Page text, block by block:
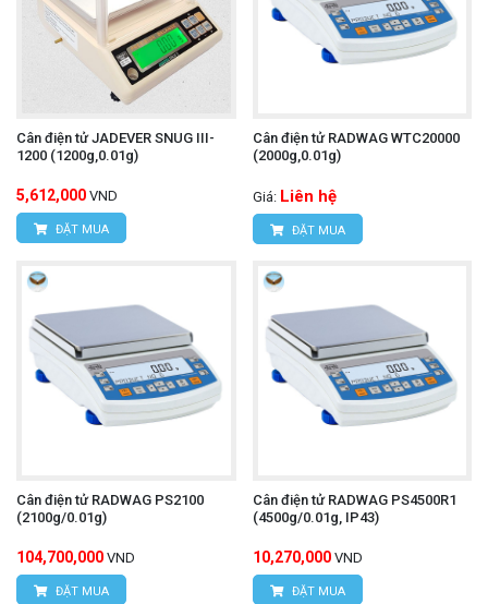
Cân điện tử JADEVER SNUG III-
1200 (1200g,0.01g)
5,612,000 VND
ĐẶT MUA
Cân điện tử RADWAG WTC20000
(2000g,0.01g)
Giá: Liên hệ
ĐẶT MUA
Cân điện tử RADWAG PS2100
(2100g/0.01g)
104,700,000 VND
ĐẶT MUA
Cân điện tử RADWAG PS4500R1
(4500g/0.01g, IP43)
10,270,000 VND
ĐẶT MUA